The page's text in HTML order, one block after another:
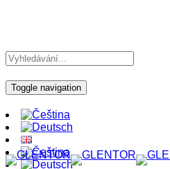
Toggle navigation